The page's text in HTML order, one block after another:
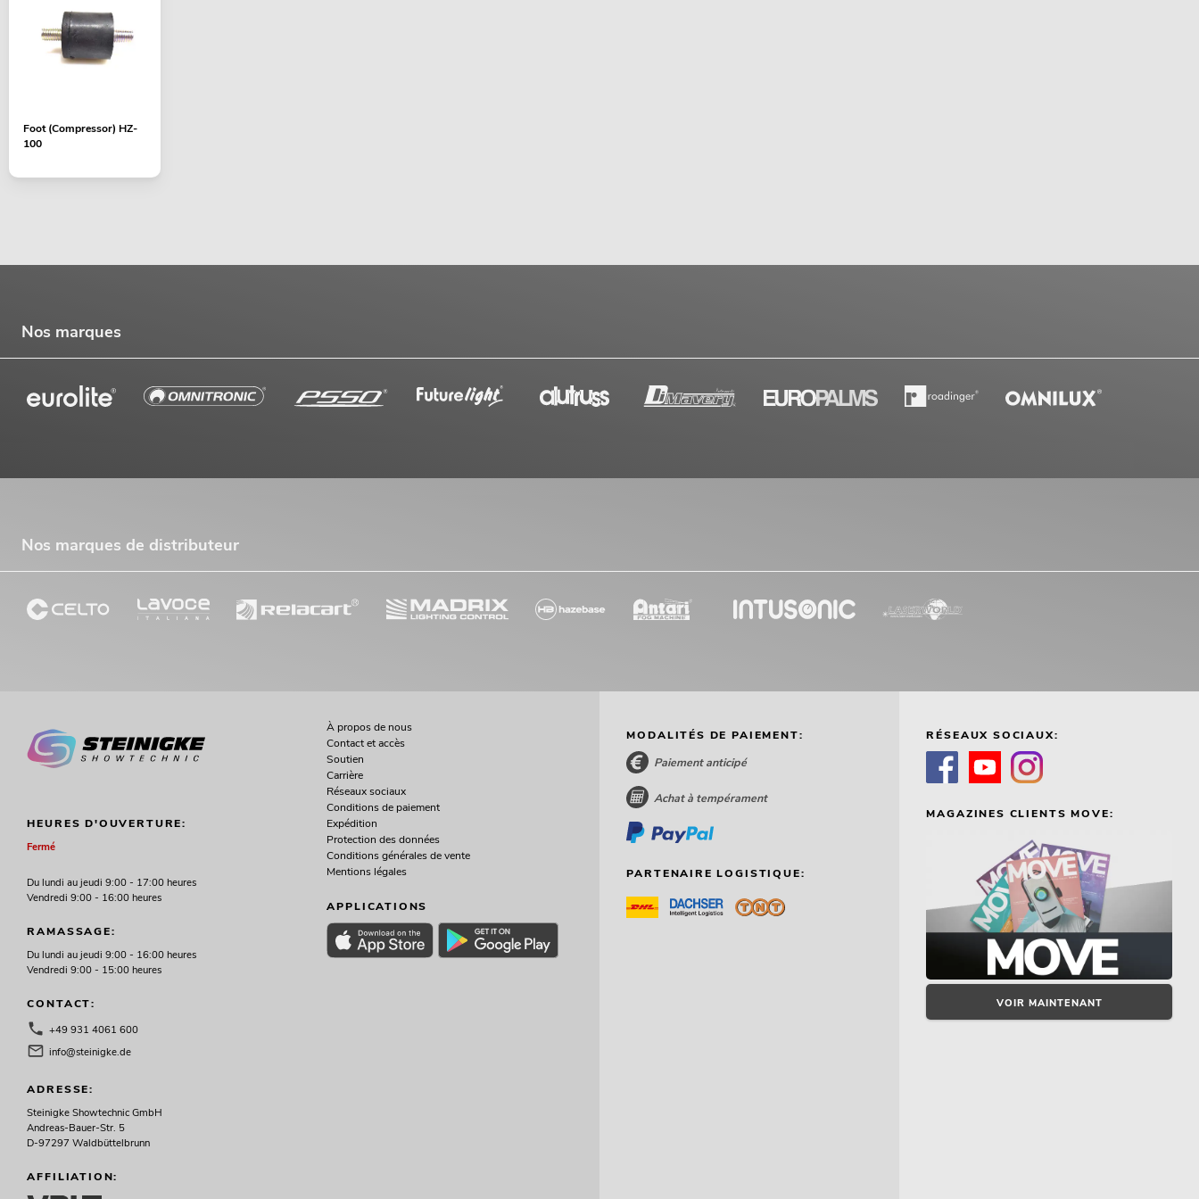
Foot (Compressor) HZ-
100
Nos marques
Nos marques de distributeur
HEURES D'OUVERTURE:
Fermé
Du lundi au jeudi 9:00 - 17:00 heures
Vendredi 9:00 - 16:00 heures
RAMASSAGE:
Du lundi au jeudi 9:00 - 16:00 heures
Vendredi 9:00 - 15:00 heures
CONTACT:
+49 931 4061 600
info@steinigke.de
ADRESSE:
Steinigke Showtechnic GmbH
Andreas-Bauer-Str. 5
D-97297 Waldbüttelbrunn
AFFILIATION:
À propos de nous
Contact et accès
Soutien
Carrière
Réseaux sociaux
Conditions de paiement
Expédition
Protection des données
Conditions générales de vente
Mentions légales
APPLICATIONS
MODALITÉS DE PAIEMENT:
Paiement anticipé
Achat à tempérament
PARTENAIRE LOGISTIQUE:
RÉSEAUX SOCIAUX:
MAGAZINES CLIENTS MOVE:
VOIR MAINTENANT